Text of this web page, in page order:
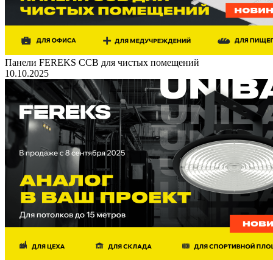
Панели FEREKS ССВ для чистых помещений
10.10.2025